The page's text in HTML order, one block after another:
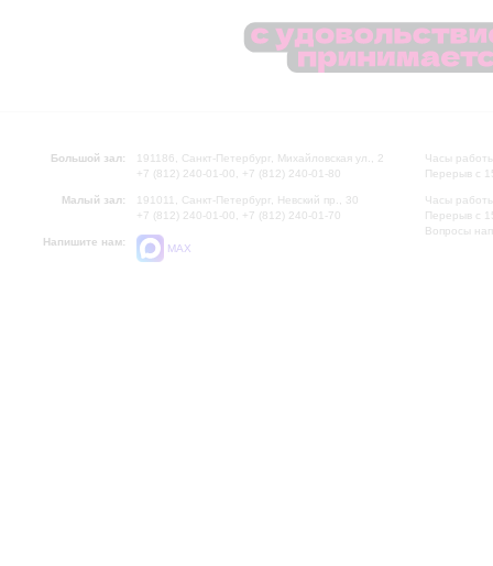
Большой зал:
191186, Санкт-Петербург, Михайловская ул., 2
+7 (812) 240-01-00, +7 (812) 240-01-80
Малый зал:
191011, Санкт-Петербург, Невский пр., 30
+7 (812) 240-01-00, +7 (812) 240-01-70
Напишите нам:
MAX
Часы
Перерыв с
Часы
Перерыв с
Вопросы